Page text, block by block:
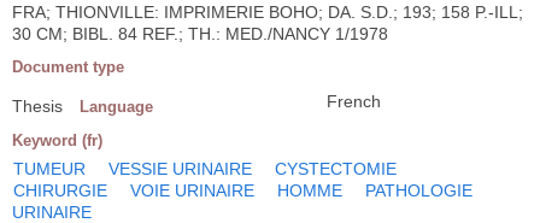
FRA; THIONVILLE: IMPRIMERIE BOHO; DA. S.D.; 193; 158 P.-ILL;
30 CM; BIBL. 84 REF.; TH.: MED./NANCY 1/1978
Document type
Thesis Language French
Keyword (fr)
TUMEUR VESSIE URINAIRE
CYSTECTOMIE
CHIRURGIE
VOIE URINAIRE HOMME
PATHOLOGIE
URINAIRE